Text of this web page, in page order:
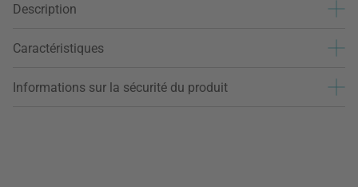
Description
Caractéristiques
Informations sur la sécurité du produit